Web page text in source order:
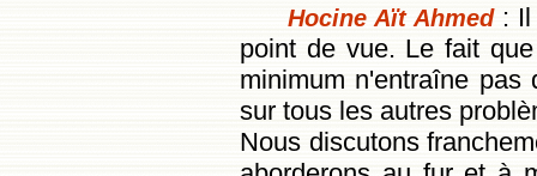
Hocine Aït Ahmed: Il
point de vue. Le fait
minimum n'entraîne
sur tous les autres
Nous discutons